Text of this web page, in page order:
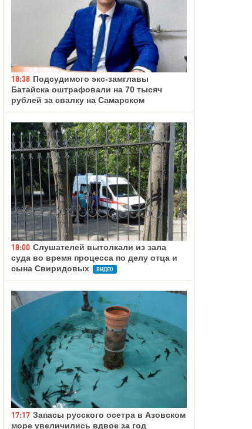
18:38 Подсудимого экс-замглавы
Батайска оштрафовали на 70 тысяч
рублей за свалку на Самарском
18:00 Слушателей вытолкали из зала
суда во время процесса по делу отца и
сына Свиридовых
ВИДЕО
17:17 Запасы русского осетра в Азовском
море увеличились вдвое за год